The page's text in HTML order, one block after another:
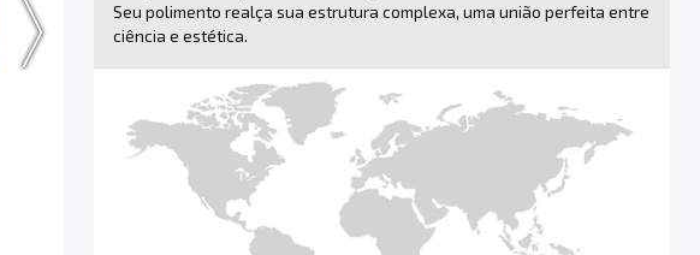
Seu polimento realça sua estrutura complexa, uma união perfeita entre
ciência e estética.